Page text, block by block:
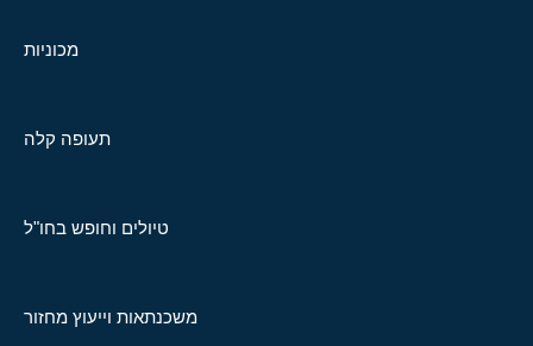
מכוניות
תעופה קלה
טיולים וחופש בחו"ל
משכנתאות וייעוץ מחזור